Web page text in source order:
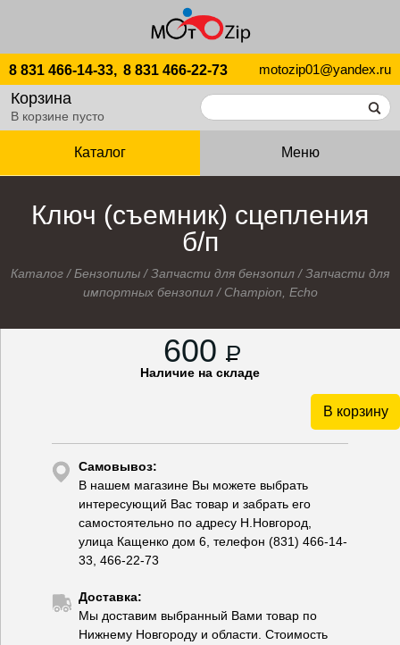
8 831 466-14-33, 8 831 466-22-73 motozip01@yandex.ru
Корзина
В корзине пусто
Каталог Меню
Ключ (съемник) сцепления
б/п
Каталог /Бензопилы /Запчасти для бензопил /Запчасти для
импортных бензопил/ Champion, Echo
600 P
Наличие на складе
В корзину
Самовывоз:
В нашем магазине Вы можете выбрать
интересующий Вас товар и забрать его
самостоятельно по адресу Н.Новгород,
улица Кащенко дом 6, телефон (831) 466-14-
33, 466-22-73
Доставка:
Мы доставим выбранный Вами товар по
Нижнему Новгороду и области. Стоимость